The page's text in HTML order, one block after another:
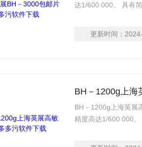
达1/600 000。 具有
更新时间： 2024-
BH－1200g上海
BH－1200g上海英
精度高达1/600